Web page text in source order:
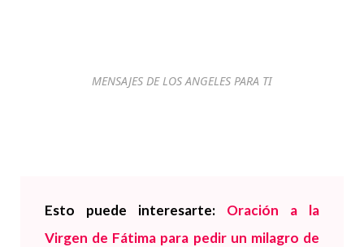
MENSAJES DE LOS ANGELES PARA TI
Esto puede interesarte: Oración a la
Virgen de Fátima para pedir un milagro de